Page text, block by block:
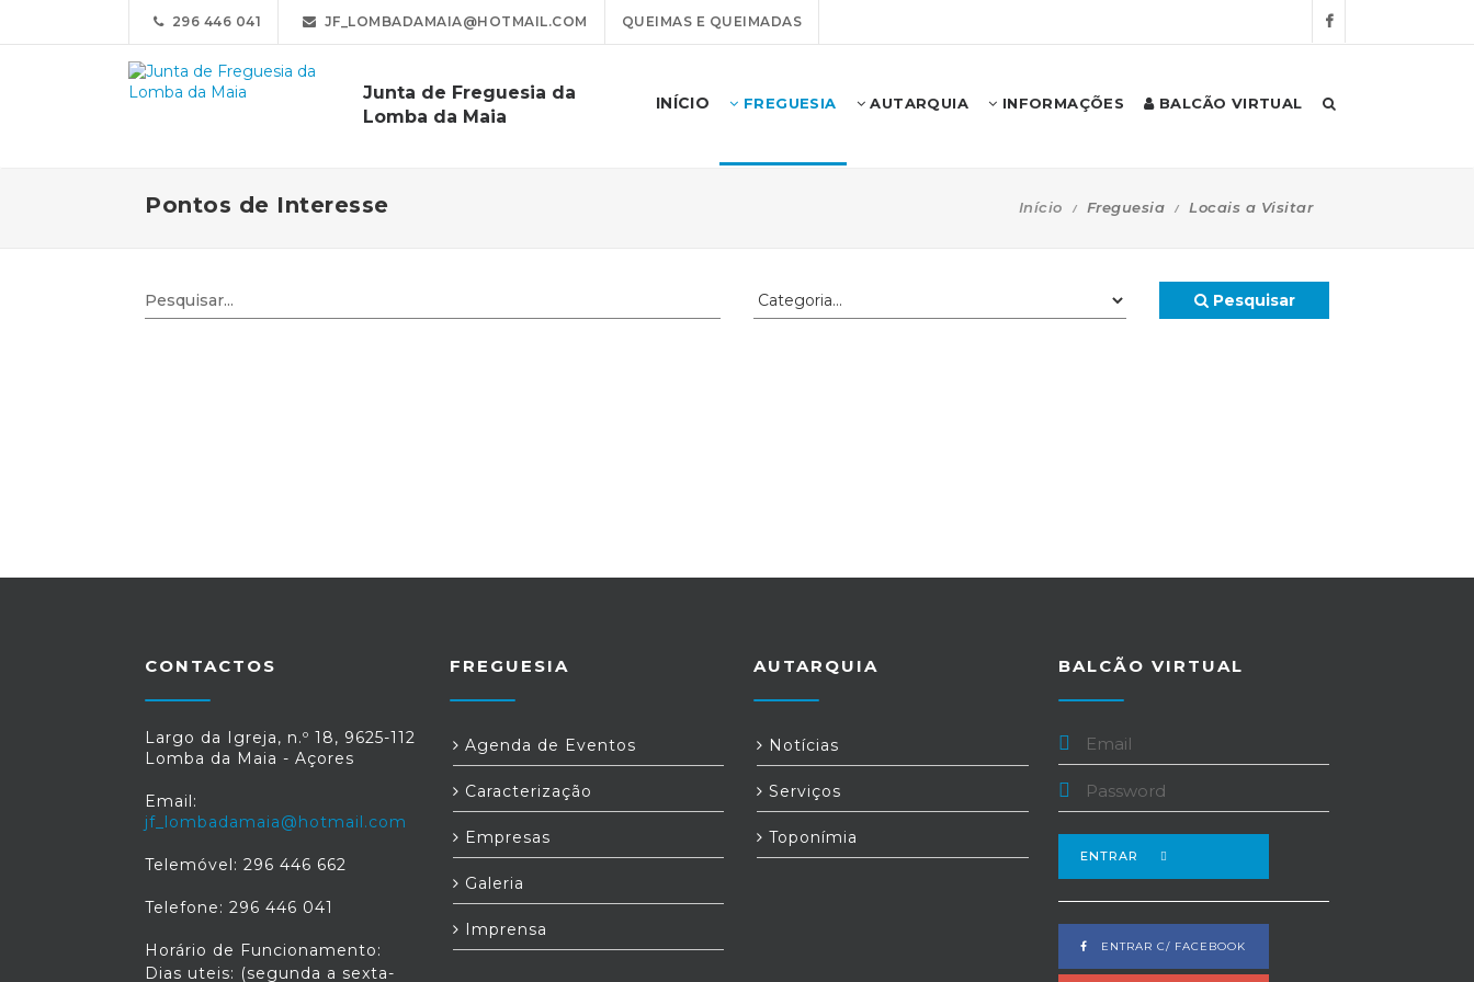
296 446 041 JF_LOMBADAMAIA@HOTMAIL.COM QUEIMAS E QUEIMADAS
Junta de Freguesia da
Lomba da Maia
INÍCIO FREGUESIA AUTARQUIA INFORMAÇÕES BALCÃO VIRTUAL
Pontos de Interesse Início Freguesia Locais a Visitar
Pesquisar
CONTACTOS
Largo da Igreja, n.º 18, 9625-112
Lomba da Maia - Açores
Email:
jf_lombadamaia@hotmail.com
Telemóvel: 296 446 662
Telefone: 296 446 041
Horário de Funcionamento:
Dias uteis: (segunda a sexta-
FREGUESIA
Agenda de Eventos
Caracterização
Empresas
Galeria
Imprensa
AUTARQUIA
Notícias
Serviços
Toponímia
BALCÃO VIRTUAL
ENTRAR
ENTRAR C/ FACEBOOK